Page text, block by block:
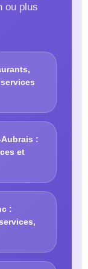
ou plus
:
et
: